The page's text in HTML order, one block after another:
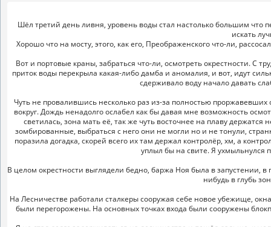
Шёл третий день ливня, уровень воды стал настолько большим что
искать
Хорошо что на мосту, этого, как его, Преображенского что-ли,
Вот и портовые краны, забраться что-ли, осмотреть окрестности. С
приток воды перекрыла какая-либо дамба и аномалия, и вот, идут
сдерживало воду начало давать
Чуть не провалившись несколько раз из-за полностью
вокруг. Дождь ненадолго ослабел как бы давая мне возможность
светилась, зона мать её, так же чуть восточнее на плаву
зомбированные, выбраться с него они не могли но и не тонули,
поразила догадка, скорей всего их там держал контролёр, хм, а
уплыл бы на свите. Я ухмыльнулся
В целом окрестности выглядели бедно, баржа Ноя была в запустении,
нибудь в глубь
На Лесничестве работали сталкеры сооружая себе новое убежище,
были перегорожены. На основных точках входа были сооружены